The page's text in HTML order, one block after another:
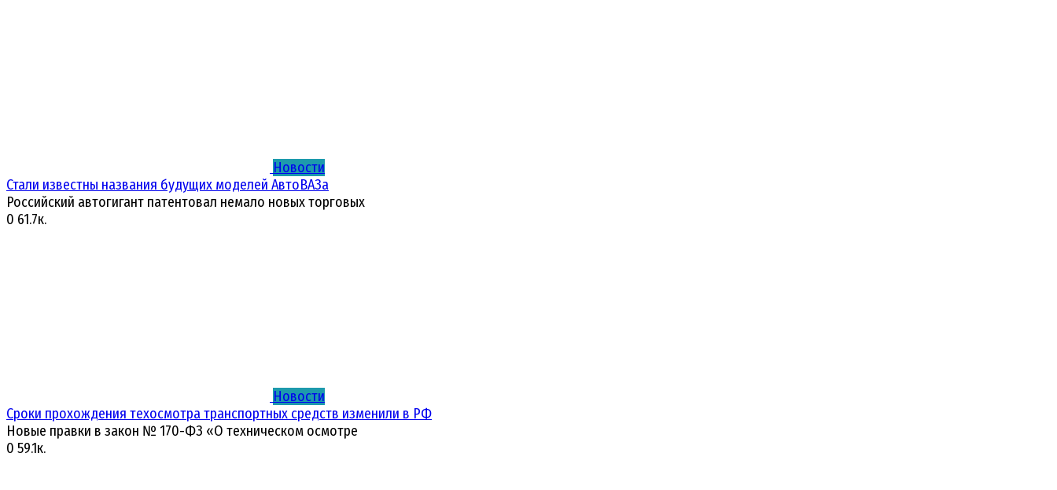
Новости
Стали известны названия будущих моделей АвтоВАЗа
Российский автогигант патентовал немало новых торговых
0 61.7к.
Новости
Сроки прохождения техосмотра транспортных средств изменили в РФ
Новые правки в закон № 170-ФЗ «О техническом осмотре
0 59.1к.